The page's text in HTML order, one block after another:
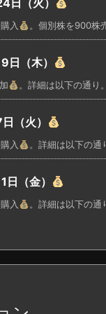
日（火）
入 。個別株を900株
（木）
。詳細は以下の通
（火）
入 。詳細は以下の通
（金）
入 。詳細は以下の通